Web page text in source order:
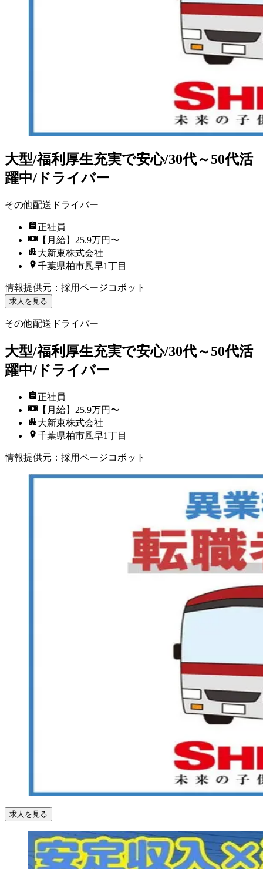
大型/福利厚生充実で安心/30代～50代活
躍中/ドライバー
その他配送ドライバー
正社員
【月給】25.9万円〜
大新東株式会社
千葉県柏市風早1丁目
情報提供元 ： 採用ページコボット
求人を見る
その他配送ドライバー
大型/福利厚生充実で安心/30代～50代活
躍中/ドライバー
正社員
【月給】25.9万円〜
大新東株式会社
千葉県柏市風早1丁目
情報提供元 ： 採用ページコボット
求人を見る